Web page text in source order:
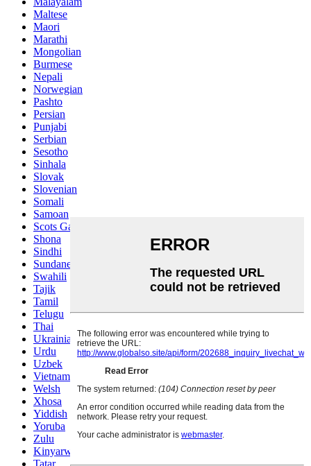
Maltese
Maori
Marathi
Mongolian
Burmese
Nepali
Norwegian
Pashto
Persian
Punjabi
Serbian
Sesotho
Sinhala
Slovak
Slovenian
Somali
Samoan
Scots Gaelic
Shona
Sindhi
Sundanese
Swahili
Tajik
Tamil
Telugu
Thai
Ukrainian
Urdu
Uzbek
Vietnamese
Welsh
Xhosa
Yiddish
Yoruba
Zulu
Kinyarwanda
Tatar